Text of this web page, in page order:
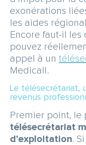
exonérations
les aides
Encore faut-il les
pouvez
appel à un
Medicall.
Le télésecrétariat,
revenus
Premier point, le
télésecrétariat
d’exploitation.